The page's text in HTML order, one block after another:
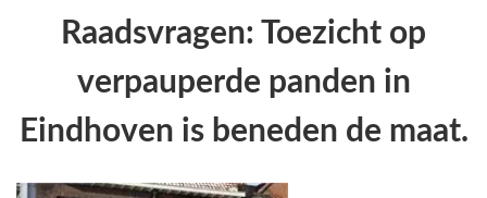
Raadsvragen: Toezicht op
verpauperde panden in
Eindhoven is beneden de maat.